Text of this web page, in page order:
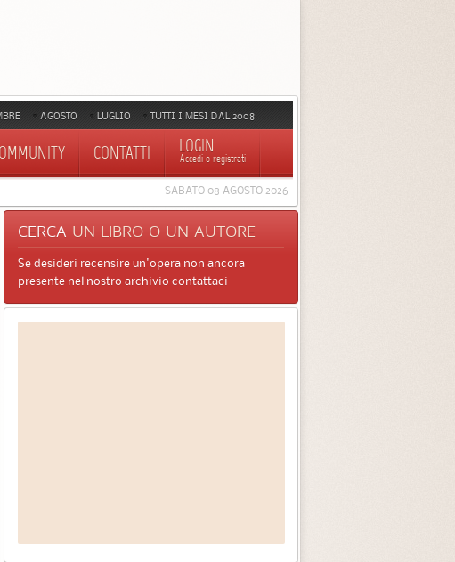
AGOSTO LUGLIO TUTTI I MESI DAL 2008
CONTATTI LOGIN
Accedi o registrati
SABATO 08 AGOSTO 2026
CERCA UN LIBRO O UN AUTORE
Se desideri recensire un'opera non ancora
presente nel nostro archivio contattaci